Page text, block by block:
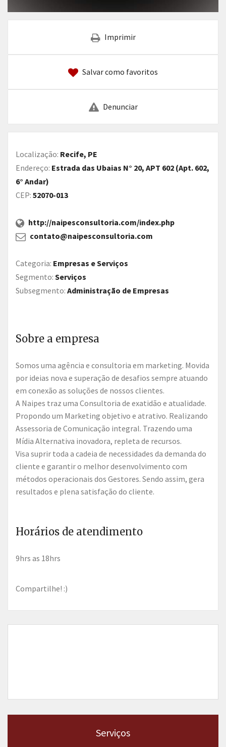
Imprimir
Salvar como favoritos
Denunciar
Localização: Recife, PE
Endereço: Estrada das Ubaias N° 20, APT 602 (Apt. 602,
6° Andar)
CEP: 52070-013
http://naipesconsultoria.com/index.php
contato@naipesconsultoria.com
Categoria: Empresas e Serviços
Segmento: Serviços
Subsegmento: Administração de Empresas
Sobre a empresa
Somos uma agência e consultoria em marketing. Movida
por ideias nova e superação de desafios sempre atuando
em conexão as soluções de nossos clientes.
A Naipes traz uma Consultoria de exatidão e atualidade.
Propondo um Marketing objetivo e atrativo. Realizando
Assessoria de Comunicação integral. Trazendo uma
Mídia Alternativa inovadora, repleta de recursos.
Visa suprir toda a cadeia de necessidades da demanda do
cliente e garantir o melhor desenvolvimento com
métodos operacionais dos Gestores. Sendo assim, gera
resultados e plena satisfação do cliente.
Horários de atendimento
9hrs as 18hrs
Compartilhe! :)
Serviços